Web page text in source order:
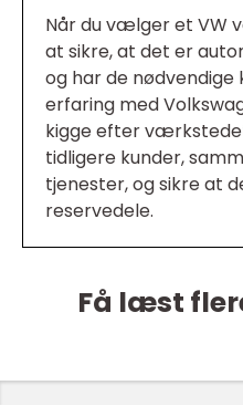
Når du vælger et VW
at sikre, at det er
og har de nødvendige
erfaring med
kigge efter
tidligere kunder,
tjenester, og sikre at
reservedele.
Få læst